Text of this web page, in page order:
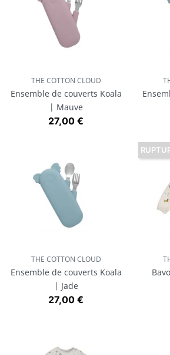
THE COTTON CLOUD
Ensemble de couverts Koala
| Mauve
Prix
27,00 €
THE COTTON CLOUD
Ensemble de couverts Koala
| Jade
Prix
27,00 €